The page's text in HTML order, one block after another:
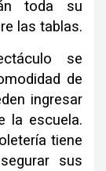
toda su
las tablas.
se
de
ingresar
la escuela.
tiene
sus